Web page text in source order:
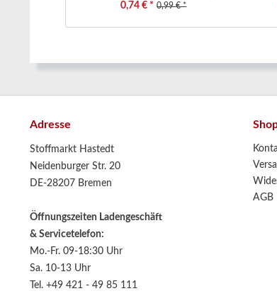
0,74 € * 0,99 € *
Adresse
Stoffmarkt Hastedt
Neidenburger Str. 20
DE-28207 Bremen
Öffnungszeiten Ladengeschäft
& Servicetelefon:
Mo.-Fr. 09-18:30 Uhr
Sa. 10-13 Uhr
Tel. +49 421 - 49 85 111
AGB